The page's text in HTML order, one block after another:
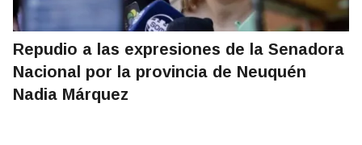
Repudio a las expresiones de la Senadora
Nacional por la provincia de Neuquén
Nadia Márquez